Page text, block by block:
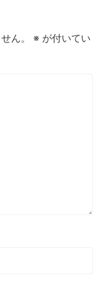
ん。 ※ が付いてい